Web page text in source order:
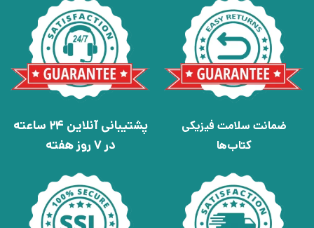
ضمانت سلامت فیزیکی
کتاب‌ها
پشتیبانی آنلاین 24 ساعته
در 7 روز هفته